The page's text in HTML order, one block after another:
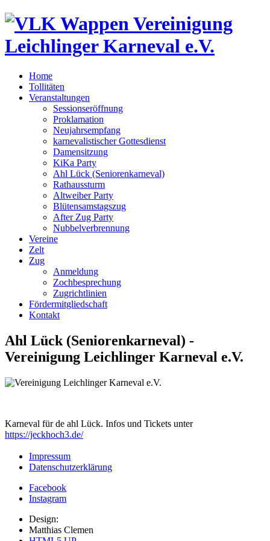
Vereinigung
Leichlinger Karneval e.V.
Home
Tollitäten
Veranstaltungen
Sessionseröffnung
Proklamation
Neujahrsempfang
karnevalistischer Gottesdienst
Damensitzung
KiKa Party
Ahl Lück (Seniorenkarneval)
Rathaussturm
Altweiber Party
Blütensamstagszug
After Zug Party
Nubbelverbrennung
Vereine
Zelt
Zug
Anmeldung
Zochbesprechung
Zugrichtlinien
Fördermitgliedschaft
Kontakt
Ahl Lück (Seniorenkarneval) -
Vereinigung Leichlinger Karneval e.V.
Karneval für de ahl Lück. Infos und Tickets unter
https://jeckhoch3.de/
Impressum
Datenschutzerklärung
Facebook
Instagram
Design:
Matthias Clemen